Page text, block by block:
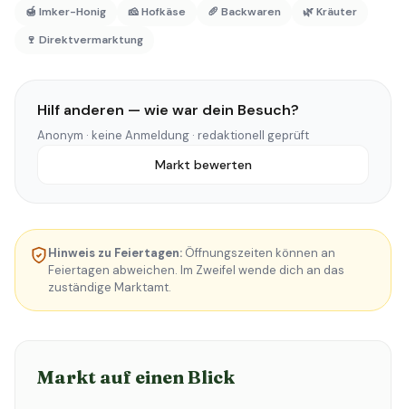
🍯 Imker-Honig
🧀 Hofkäse 🥖 Backwaren
🌿 Kräuter
🍷 Direktvermarktung
Hilf anderen — wie war dein Besuch?
Anonym · keine Anmeldung · redaktionell geprüft
Markt bewerten
Hinweis zu Feiertagen: Öffnungszeiten können an
Feiertagen abweichen. Im Zweifel wende dich an das
zuständige Marktamt.
Markt auf einen Blick